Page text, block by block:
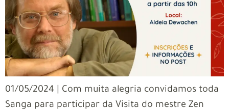
01/05/2024 | Com muita alegria convidamos toda
Sanga para participar da Visita do mestre Zen